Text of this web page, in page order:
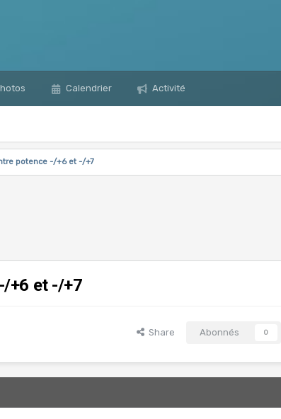
Calendrier Activité
potence -/+6 et -/+7
+6 et -/+7
Share Abonnés 0